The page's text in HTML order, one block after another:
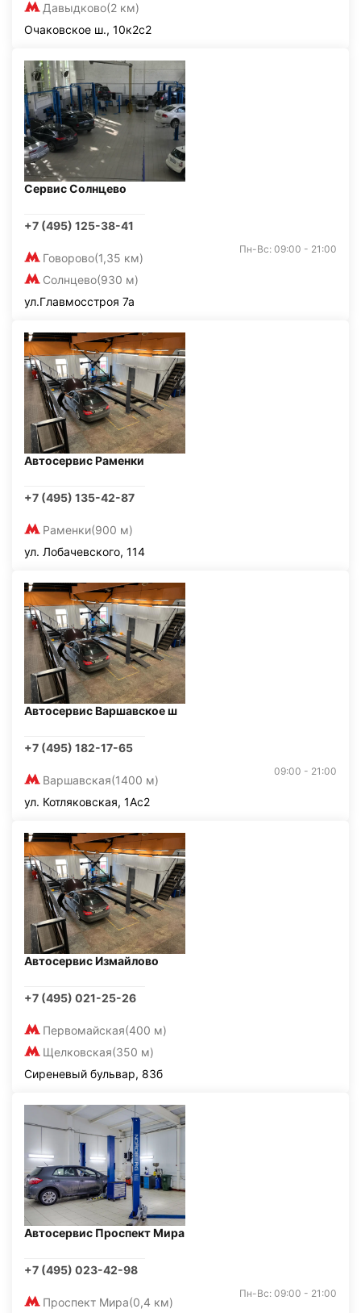
Давыдково(2 км)
Очаковское ш., 10к2с2
Сервис Солнцево
+7 (495) 125-38-41
Говорово(1,35 км)
Солнцево(930 м)
Пн-Вс: 09:00 - 21:00
ул.Главмосстроя 7а
Автосервис Раменки
+7 (495) 135-42-87
Раменки(900 м)
ул. Лобачевского, 114
Автосервис Варшавское ш
+7 (495) 182-17-65
Варшавская(1400 м)
09:00 - 21:00
ул. Котляковская, 1Ас2
Автосервис Измайлово
+7 (495) 021-25-26
Первомайская(400 м)
Щелковская(350 м)
Сиреневый бульвар, 83б
Автосервис Проспект Мира
+7 (495) 023-42-98
Проспект Мира(0,4 км)
Пн-Вс: 09:00 - 21:00